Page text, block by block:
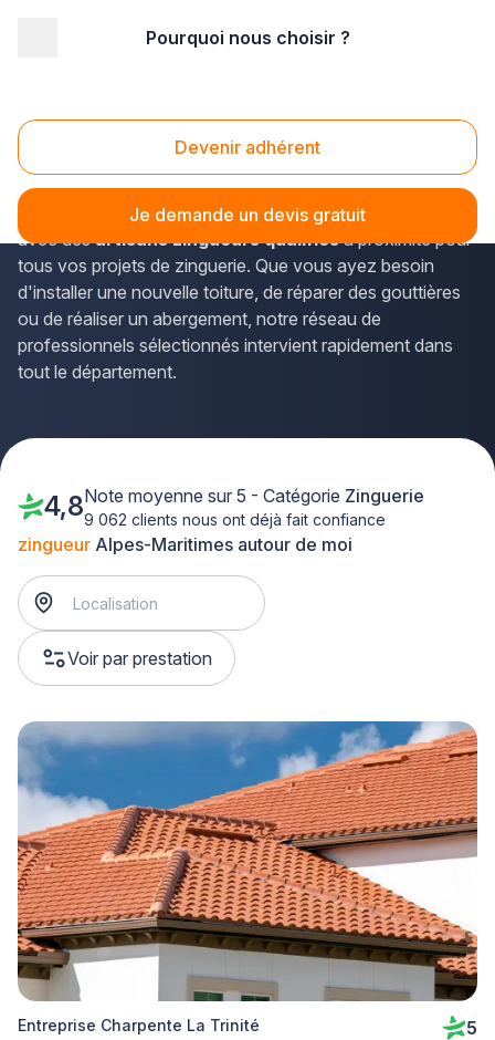
Pourquoi nous choisir ?
Devenir adhérent
Je demande un devis gratuit
Zingueur Alpes-Maritimes (06)
Vous cherchez un zingueur de confiance dans les Alpes-
Maritimes ? La solution Plus que pro vous met en relation
avec desartisans zingueurs qualifiésà proximité pour
tous vos projets de zinguerie. Que vous ayez besoin
d'installer une nouvelle toiture, de réparer des gouttières
ou de réaliser un abergement, notre réseau de
professionnels sélectionnés intervient rapidement dans
tout le département.
zingueur Alpes-Maritimes autour de moi
Voir par prestation
4,8Note moyenne sur 5 - Catégorie Zinguerie
9 062 clients nous ont déjà fait confiance
Entreprise Charpente La Trinité 5